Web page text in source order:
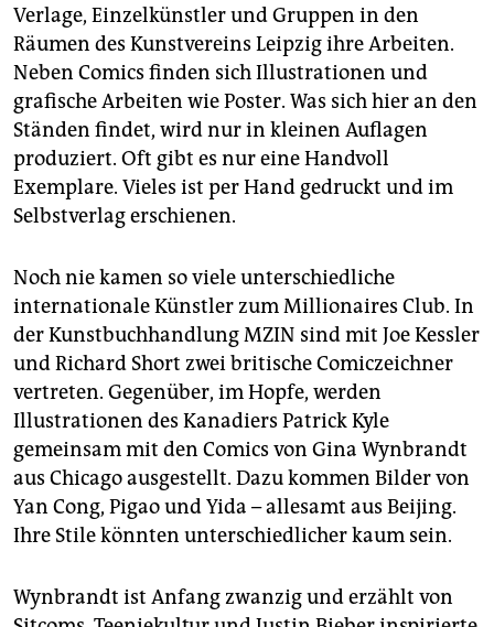
epaper login
Verlage, Einzelkünstler und Gruppen in den
Räumen des Kunstvereins Leipzig ihre Arbeiten.
Neben Comics finden sich Illustrationen und
grafische Arbeiten wie Poster. Was sich hier an den
Ständen findet, wird nur in kleinen Auflagen
produziert. Oft gibt es nur eine Handvoll
Exemplare. Vieles ist per Hand gedruckt und im
Selbstverlag erschienen.
Noch nie kamen so viele unterschiedliche
internationale Künstler zum Millionaires Club. In
der Kunstbuchhandlung MZIN sind mit Joe Kessler
und Richard Short zwei britische Comiczeichner
vertreten. Gegenüber, im Hopfe, werden
Illustrationen des Kanadiers Patrick Kyle
gemeinsam mit den Comics von Gina Wynbrandt
aus Chicago ausgestellt. Dazu kommen Bilder von
Yan Cong, Pigao und Yida – allesamt aus Beijing.
Ihre Stile könnten unterschiedlicher kaum sein.
Wynbrandt ist Anfang zwanzig und erzählt von